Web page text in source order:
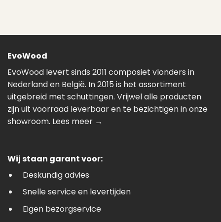
EvoWood
EvoWood levert sinds 2011 composiet vlonders in
Nederland en België. In 2015 is het assortiment
uitgebreid met schuttingen. Vrijwel alle producten
zijn uit voorraad leverbaar en te bezichtigen in onze
showroom. Lees meer →
Wij staan garant voor:
Deskundig advies
Snelle service en levertijden
Eigen bezorgservice